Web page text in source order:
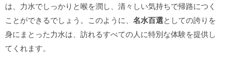
は、力水でしっかりと喉を潤し、清々しい気持ちで帰路につく
ことができるでしょう。このように、 名水百選としての誇りを
身にまとった力水は、訪れるすべての人に特別な体験を提供し
てくれます。